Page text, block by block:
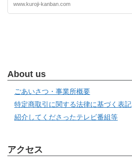
www.kuroji-kanban.com
About us
ごあいさつ・事業所概要
特定商取引に関する法律に基づく表記
紹介してくださったテレビ番組等
アクセス